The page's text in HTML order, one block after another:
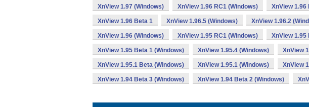
XnView 1.97 (Windows) XnView 1.96 RC1 (Windows) XnView 1.96
XnView 1.96 Beta 1 XnView 1.96.5 (Windows) XnView 1.96.2
XnView 1.96 (Windows) XnView 1.95 RC1 (Windows) XnView 1.95
XnView 1.95 Beta 1 (Windows) XnView 1.95.4 (Windows) XnView
XnView 1.95.1 Beta (Windows) XnView 1.95.1 (Windows) XnView
XnView 1.94 Beta 3 (Windows) XnView 1.94 Beta 2 (Windows)